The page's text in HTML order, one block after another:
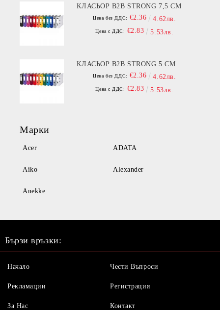
КЛАСЬОР B2B STRONG 7,5 СМ
Цена без ДДС: €2.36 4.62лв.
Цена с ДДС: €2.83 5.53лв.
КЛАСЬОР B2B STRONG 5 СМ
Цена без ДДС: €2.36 4.62лв.
Цена с ДДС: €2.83 5.53лв.
Марки
Acer ADATA
Aiko Alexander
Anekke
Бързи връзки:
Начало
Рекламации
За Нас
Чести Въпроси
Регистрация
Контакт